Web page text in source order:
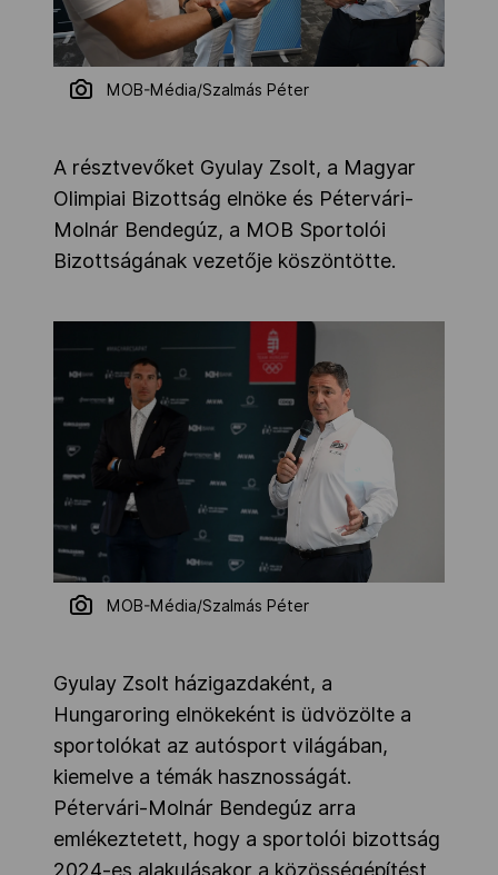
MOB-Média/Szalmás Péter
A résztvevőket Gyulay Zsolt, a Magyar
Olimpiai Bizottság elnöke és Pétervári-
Molnár Bendegúz, a MOB Sportolói
Bizottságának vezetője köszöntötte.
MOB-Média/Szalmás Péter
Gyulay Zsolt házigazdaként, a
Hungaroring elnökeként is üdvözölte a
sportolókat az autósport világában,
kiemelve a témák hasznosságát.
Pétervári-Molnár Bendegúz arra
emlékeztetett, hogy a sportolói bizottság
2024-es alakulásakor a közösségépítést